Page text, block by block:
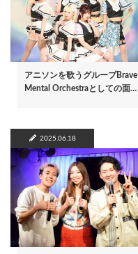
アニソンを歌うグループBrave
Mental Orchestraとしての面…
2025.06.18